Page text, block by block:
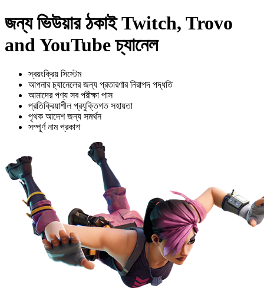
জন্য ভিউয়ার ঠকাই Twitch, Trovo
and YouTube চ্যানেল
স্বয়ংক্রিয় সিস্টেম
আপনার চ্যানেলের জন্য প্রতারণার নিরাপদ পদ্ধতি
আমাদের পণ্য সব পরীক্ষা পাস
প্রতিক্রিয়াশীল প্রযুক্তিগত সহায়তা
পৃথক আদেশ জন্য সমর্থন
সম্পূর্ণ নাম প্রকাশ